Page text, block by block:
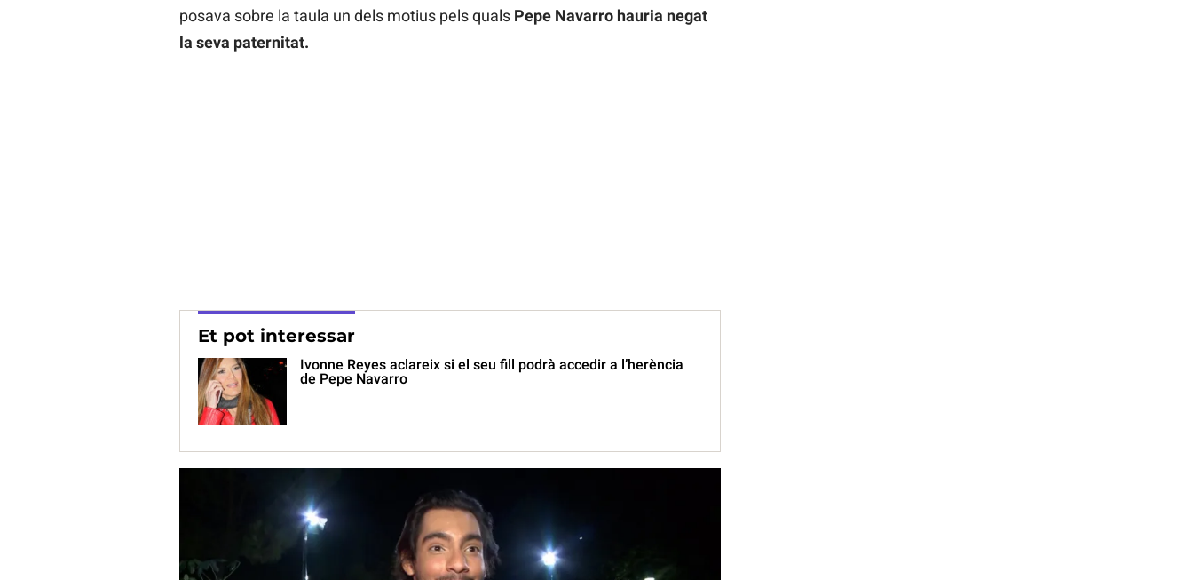
posava sobre la taula un dels motius pels quals Pepe Navarro hauria negat
la seva paternitat.
Et pot interessar
Ivonne Reyes aclareix si el seu fill podrà accedir a l’herència
de Pepe Navarro